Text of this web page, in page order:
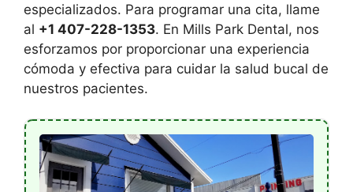
especializados. Para programar una cita, llame
al +1 407-228-1353. En Mills Park Dental, nos
esforzamos por proporcionar una experiencia
cómoda y efectiva para cuidar la salud bucal de
nuestros pacientes.